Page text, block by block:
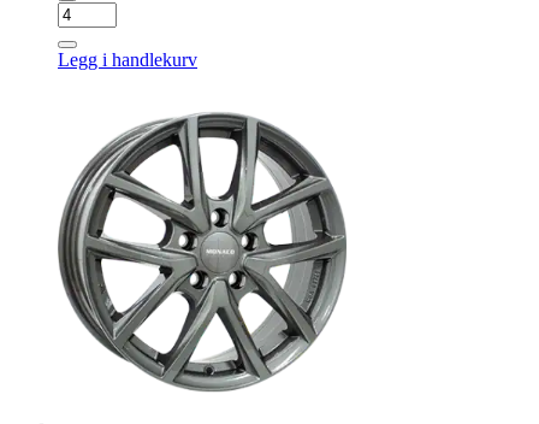
MONACO
WHEELS
CL2
Anthracite
Legg i handlekurv